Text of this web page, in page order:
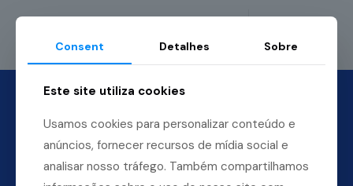
Leia mais
Consent Detalhes Sobre
Este site utiliza cookies
Usamos cookies para personalizar conteúdo e
anúncios, fornecer recursos de mídia social e
analisar nosso tráfego. Também compartilhamos